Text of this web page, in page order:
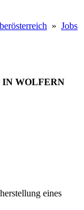
» Jobs
IN WOLFERN
eines